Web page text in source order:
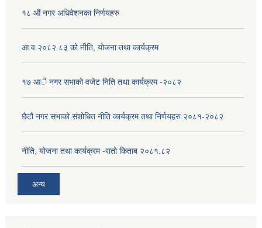
१८ औं नगर अधिवेशनका निर्णयहरु
आ.व.२०८२.८३ को नीति, योजना तथा कार्यक्रम
१७ आै नगर सभाकाे वजेट निति तथा कार्यक्रम -२०८२
छैटौ नगर सभाको संशोधित नीति कार्यक्रम तथा निर्णयहरु २०८१-२०८२
नीति, योजना तथा कार्यक्रम -रातो किताब २०८१.८२
अन्य